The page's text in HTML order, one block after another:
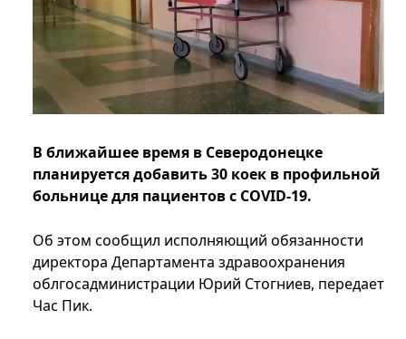
В ближайшее время в Северодонецке
планируется добавить 30 коек в профильной
больнице для пациентов с COVID-19.
Об этом сообщил исполняющий обязанности
директора Департамента здравоохранения
облгосадминистрации Юрий Стогниев, передает
Час Пик.